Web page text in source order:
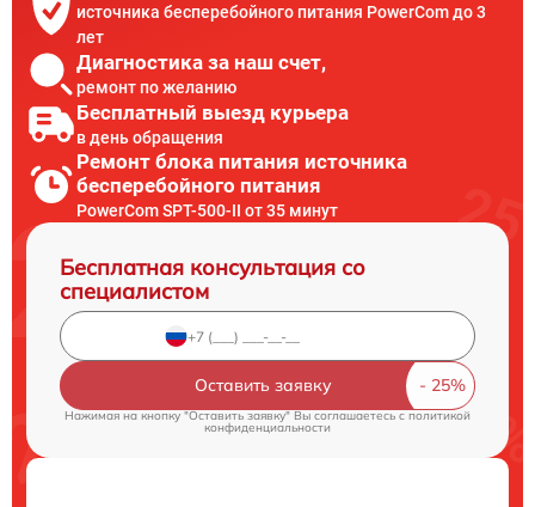
источника бесперебойного питания PowerCom до 3
лет
Диагностика за наш счет,
ремонт по желанию
Бесплатный выезд курьера
в день обращения
Ремонт блока питания источника
бесперебойного питания
PowerCom SPT-500-II от 35 минут
Бесплатная консультация со
специалистом
Оставить заявку
Нажимая на кнопку "Оставить заявку" Вы соглашаетесь cполитикой
конфиденциальности